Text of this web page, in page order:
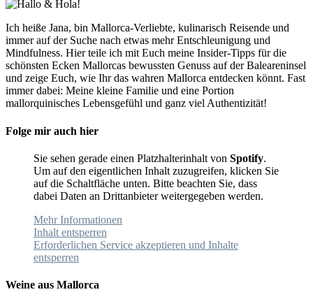
Ich heiße Jana, bin Mallorca-Verliebte, kulinarisch Reisende und
immer auf der Suche nach etwas mehr Entschleunigung und
Mindfulness. Hier teile ich mit Euch meine Insider-Tipps für die
schönsten Ecken Mallorcas bewussten Genuss auf der Baleareninsel
und zeige Euch, wie Ihr das wahren Mallorca entdecken könnt. Fast
immer dabei: Meine kleine Familie und eine Portion
mallorquinisches Lebensgefühl und ganz viel Authentizität!
Folge mir auch hier
Sie sehen gerade einen Platzhalterinhalt von Spotify.
Um auf den eigentlichen Inhalt zuzugreifen, klicken Sie
auf die Schaltfläche unten. Bitte beachten Sie, dass
dabei Daten an Drittanbieter weitergegeben werden.
Mehr Informationen
Inhalt entsperren
Erforderlichen Service akzeptieren und Inhalte
entsperren
Weine aus Mallorca